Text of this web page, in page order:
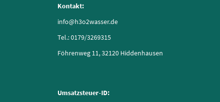
Kontakt:
info@h3o2wasser.de
Tel.: 0179/3269315
Föhrenweg 11, 32120 Hiddenhausen
Umsatzsteuer-ID: